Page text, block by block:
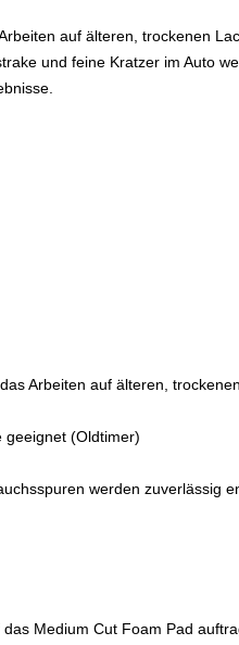
auf älteren, trockenen
und feine Kratzer im Auto
Arbeiten auf älteren,
geeignet (Oldtimer)
werden zuverlässig
Medium Cut Foam Pad